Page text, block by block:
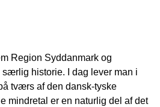
Region Syddanmark og
historie. I dag lever man i
tværs af den dansk-tyske
mindretal er en naturlig del af det